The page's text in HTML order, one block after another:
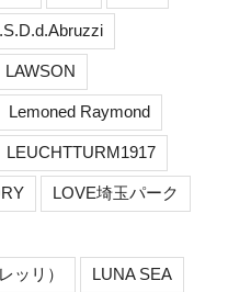
LAWSON
Lemoned Raymond
LEUCHTTURM1917
LOVE埼玉パーク
ッリ） LUNA SEA